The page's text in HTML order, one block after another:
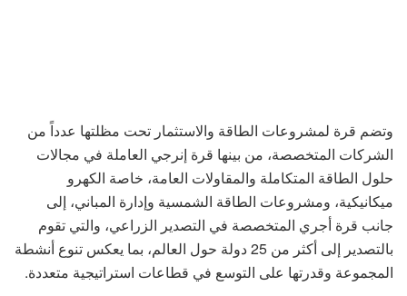
وتضم قرة لمشروعات الطاقة والاستثمار تحت مظلتها عدداً من
الشركات المتخصصة، من بينها قرة إنرجي العاملة في مجالات
حلول الطاقة المتكاملة والمقاولات العامة، خاصة الكهرو
ميكانيكية، ومشروعات الطاقة الشمسية وإدارة المباني، إلى
جانب قرة أجري المتخصصة في التصدير الزراعي، والتي تقوم
بالتصدير إلى أكثر من 25 دولة حول العالم، بما يعكس تنوع أنشطة
المجموعة وقدرتها على التوسع في قطاعات استراتيجية متعددة.